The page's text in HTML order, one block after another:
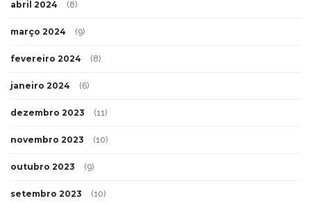
abril 2024 (8)
março 2024 (9)
fevereiro 2024 (8)
janeiro 2024 (6)
dezembro 2023 (11)
novembro 2023 (10)
outubro 2023 (9)
setembro 2023 (10)